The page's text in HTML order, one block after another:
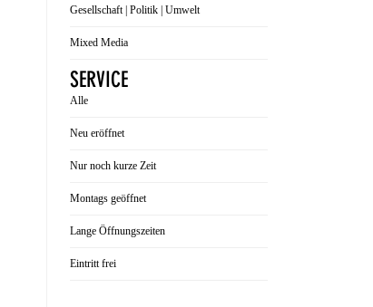
Gesellschaft | Politik | Umwelt
Mixed Media
SERVICE
Alle
Neu eröffnet
Nur noch kurze Zeit
Montags geöffnet
Lange Öffnungszeiten
Eintritt frei